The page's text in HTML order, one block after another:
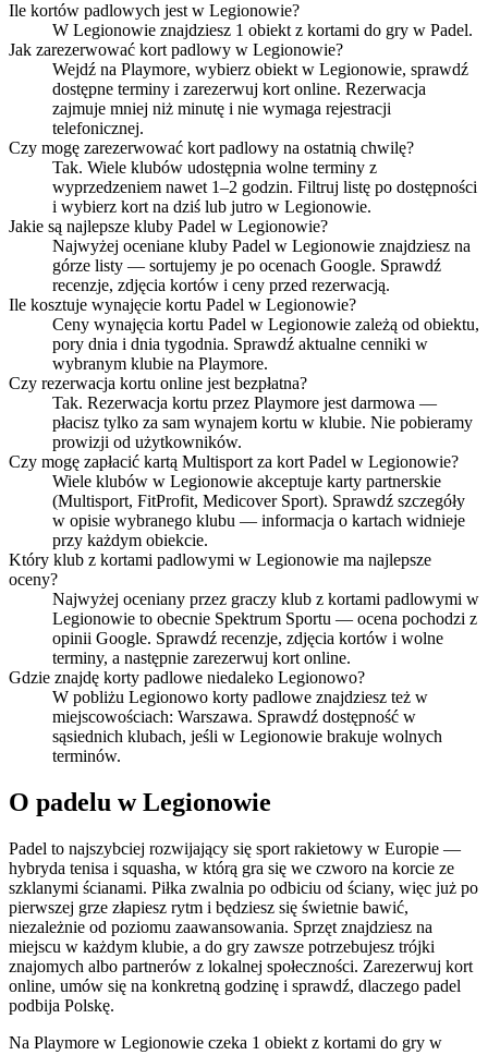
Ile kortów padlowych jest w Legionowie?
W Legionowie znajdziesz 1 obiekt z kortami do gry w Padel.
Jak zarezerwować kort padlowy w Legionowie?
Wejdź na Playmore, wybierz obiekt w Legionowie, sprawdź
dostępne terminy i zarezerwuj kort online. Rezerwacja
zajmuje mniej niż minutę i nie wymaga rejestracji
telefonicznej.
Czy mogę zarezerwować kort padlowy na ostatnią chwilę?
Tak. Wiele klubów udostępnia wolne terminy z
wyprzedzeniem nawet 1–2 godzin. Filtruj listę po dostępności
i wybierz kort na dziś lub jutro w Legionowie.
Jakie są najlepsze kluby Padel w Legionowie?
Najwyżej oceniane kluby Padel w Legionowie znajdziesz na
górze listy — sortujemy je po ocenach Google. Sprawdź
recenzje, zdjęcia kortów i ceny przed rezerwacją.
Ile kosztuje wynajęcie kortu Padel w Legionowie?
Ceny wynajęcia kortu Padel w Legionowie zależą od obiektu,
pory dnia i dnia tygodnia. Sprawdź aktualne cenniki w
wybranym klubie na Playmore.
Czy rezerwacja kortu online jest bezpłatna?
Tak. Rezerwacja kortu przez Playmore jest darmowa —
płacisz tylko za sam wynajem kortu w klubie. Nie pobieramy
prowizji od użytkowników.
Czy mogę zapłacić kartą Multisport za kort Padel w Legionowie?
Wiele klubów w Legionowie akceptuje karty partnerskie
(Multisport, FitProfit, Medicover Sport). Sprawdź szczegóły
w opisie wybranego klubu — informacja o kartach widnieje
przy każdym obiekcie.
Który klub z kortami padlowymi w Legionowie ma najlepsze
oceny?
Najwyżej oceniany przez graczy klub z kortami padlowymi w
Legionowie to obecnie Spektrum Sportu — ocena pochodzi z
opinii Google. Sprawdź recenzje, zdjęcia kortów i wolne
terminy, a następnie zarezerwuj kort online.
Gdzie znajdę korty padlowe niedaleko Legionowo?
W pobliżu Legionowo korty padlowe znajdziesz też w
miejscowościach: Warszawa. Sprawdź dostępność w
sąsiednich klubach, jeśli w Legionowie brakuje wolnych
terminów.
O padelu w Legionowie
Padel to najszybciej rozwijający się sport rakietowy w Europie —
hybryda tenisa i squasha, w którą gra się we czworo na korcie ze
szklanymi ścianami. Piłka zwalnia po odbiciu od ściany, więc już po
pierwszej grze złapiesz rytm i będziesz się świetnie bawić,
niezależnie od poziomu zaawansowania. Sprzęt znajdziesz na
miejscu w każdym klubie, a do gry zawsze potrzebujesz trójki
znajomych albo partnerów z lokalnej społeczności. Zarezerwuj kort
online, umów się na konkretną godzinę i sprawdź, dlaczego padel
podbija Polskę.
Na Playmore w Legionowie czeka 1 obiekt z kortami do gry w